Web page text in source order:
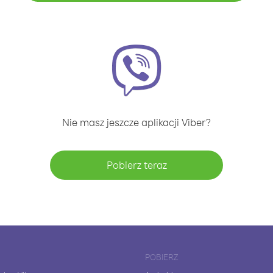
Nie masz jeszcze aplikacji Viber?
Pobierz teraz
POBIERZ